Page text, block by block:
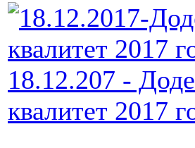
18.12.207 -
квалитет 2017